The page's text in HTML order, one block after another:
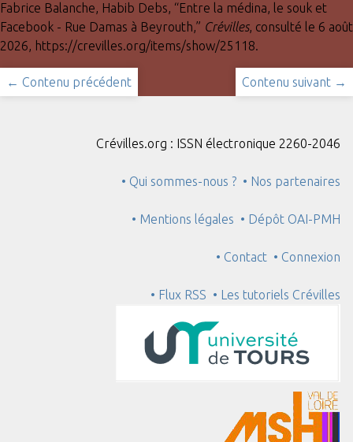
Fabrice Balanche, Habib Debs, “Entre la médina, le souk et
Facebook - Rue Damas à Beyrouth,” Crévilles, consulté le 6 août
2026, https://crevilles.org/items/show/25118.
← Contenu précédent Contenu suivant →
Crévilles.org : ISSN électronique 2260-2046
• Qui sommes-nous ? • Nos partenaires
• Mentions légales • Dépôt OAI-PMH
• Contact • Connexion
• Flux RSS • Les tutoriels Crévilles